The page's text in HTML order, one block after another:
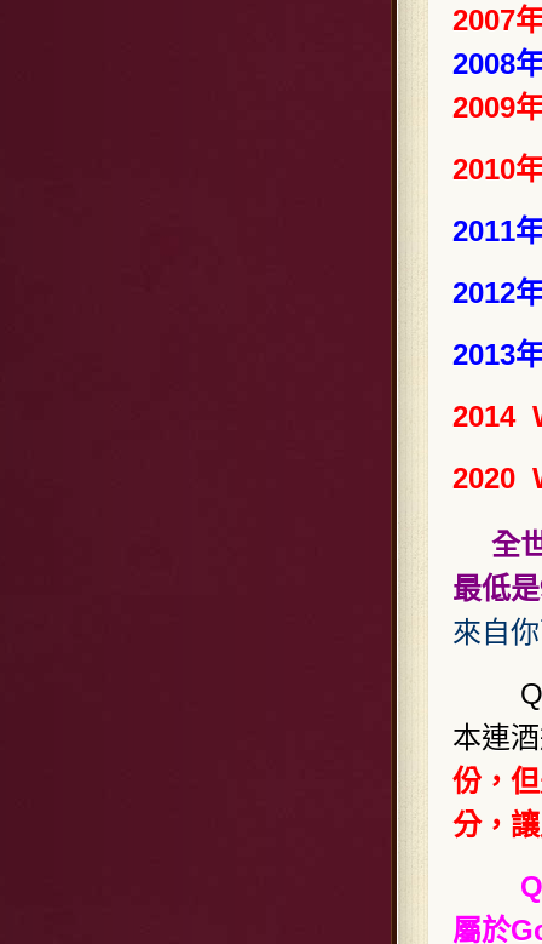
2007
2008
2009
2010
2011
2012
2013
2014
2020
全
最低
來自
本連
份，
分，
屬於